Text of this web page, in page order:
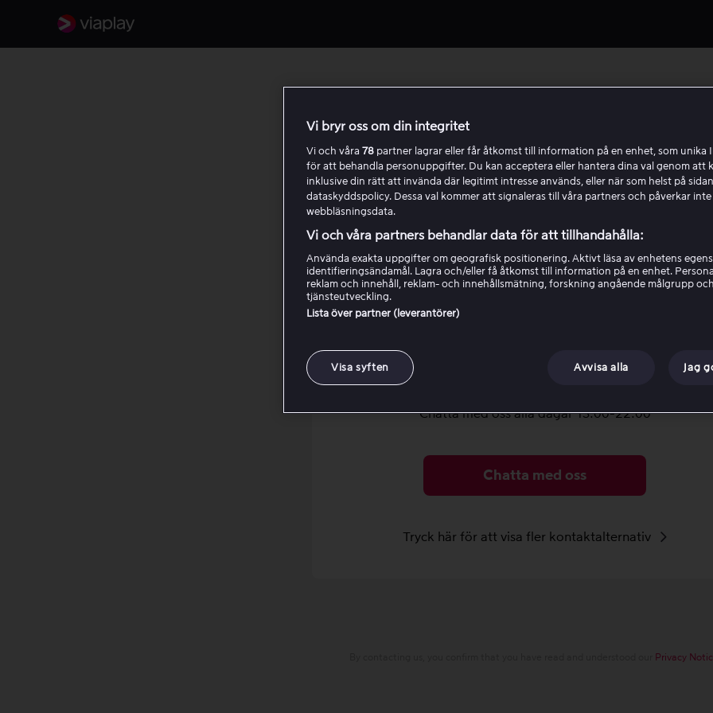
Tag:Samsung
Starta Viaplay på din Smart TV
Tillbaka till startsidan
Chatta med oss alla dagar 13:00-22:00
Chatta med oss
Tryck här för att visa fler kontaktalternativ
Privacy
Vi bryr oss om din integritet
Vi och våra 78 partner lagrar eller får åtkomst till information på en enhet, som unika
för att behandla personuppgifter. Du kan acceptera eller hantera dina val genom att
inklusive din rätt att invända där legitimt intresse används, eller när som helst på
dataskyddspolicy. Dessa val kommer att signaleras till våra partners och påverkar inte
webbläsningsdata.
Vi och våra partners behandlar data för att tillhandahålla:
Använda exakta uppgifter om geografisk positionering. Aktivt läsa av enhetens
identifieringsändamål. Lagra och/eller få åtkomst till information på en enhet.
reklam och innehåll, reklam- och innehållsmätning, forskning angående målgrupp och
tjänsteutveckling.
Lista över partner (leverantörer)
Visa syften Avvisa alla Jag